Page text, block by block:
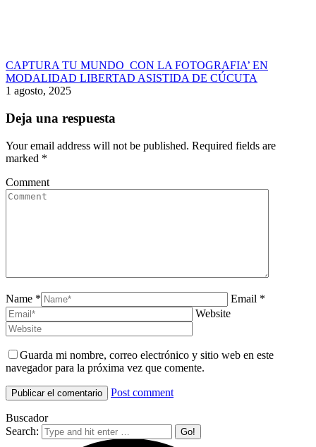
CAPTURA TU MUNDO CON LA FOTOGRAFIA’ EN
MODALIDAD LIBERTAD ASISTIDA DE CÚCUTA
1 agosto, 2025
Deja una respuesta
Your email address will not be published. Required fields are
marked *
Comment
Name *
Email *
Website
Guarda mi nombre, correo electrónico y sitio web en este
navegador para la próxima vez que comente.
Post comment
Buscador
Search: